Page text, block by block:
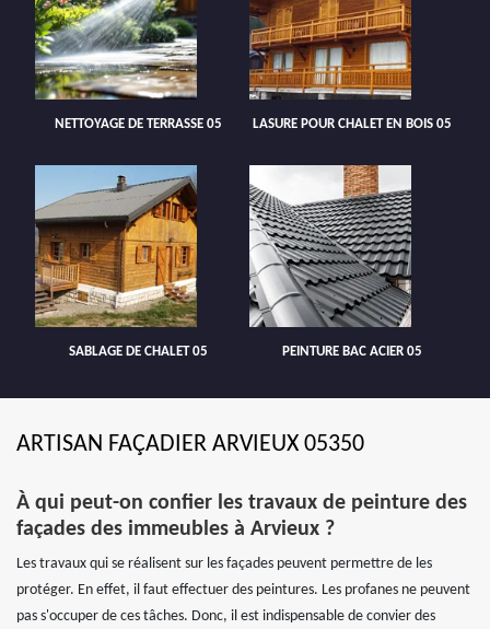
NETTOYAGE DE TERRASSE 05 LASURE POUR CHALET EN BOIS 05
SABLAGE DE CHALET 05 PEINTURE BAC ACIER 05
ARTISAN FAÇADIER ARVIEUX 05350
À qui peut-on confier les travaux de peinture des
façades des immeubles à Arvieux ?
Les travaux qui se réalisent sur les façades peuvent permettre de les
protéger. En effet, il faut effectuer des peintures. Les profanes ne peuvent
pas s'occuper de ces tâches. Donc, il est indispensable de convier des